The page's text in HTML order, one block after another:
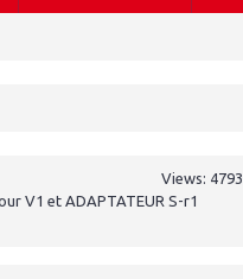
Views: 4793
V1 et ADAPTATEUR S-r1